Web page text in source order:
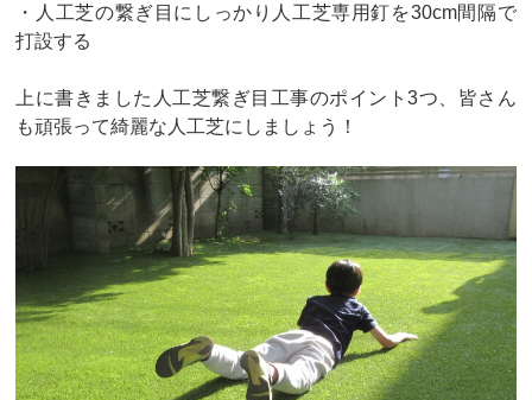
・人工芝の繋ぎ目にしっかり人工芝専用釘を30cm間隔で
打設する
上に書きました人工芝繋ぎ目工事のポイント3つ、皆さん
も頑張って綺麗な人工芝にしましょう！